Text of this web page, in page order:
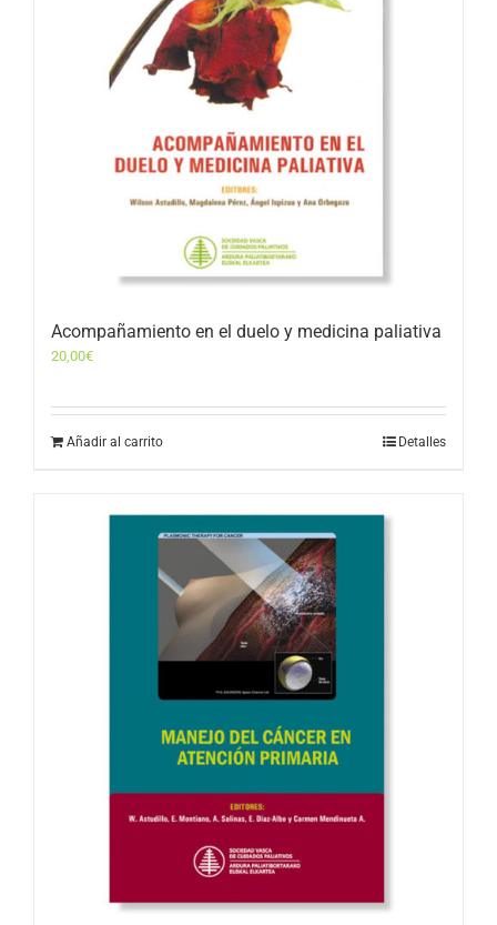
Acompañamiento en el duelo y medicina paliativa
20,00€
Añadir al carrito Detalles